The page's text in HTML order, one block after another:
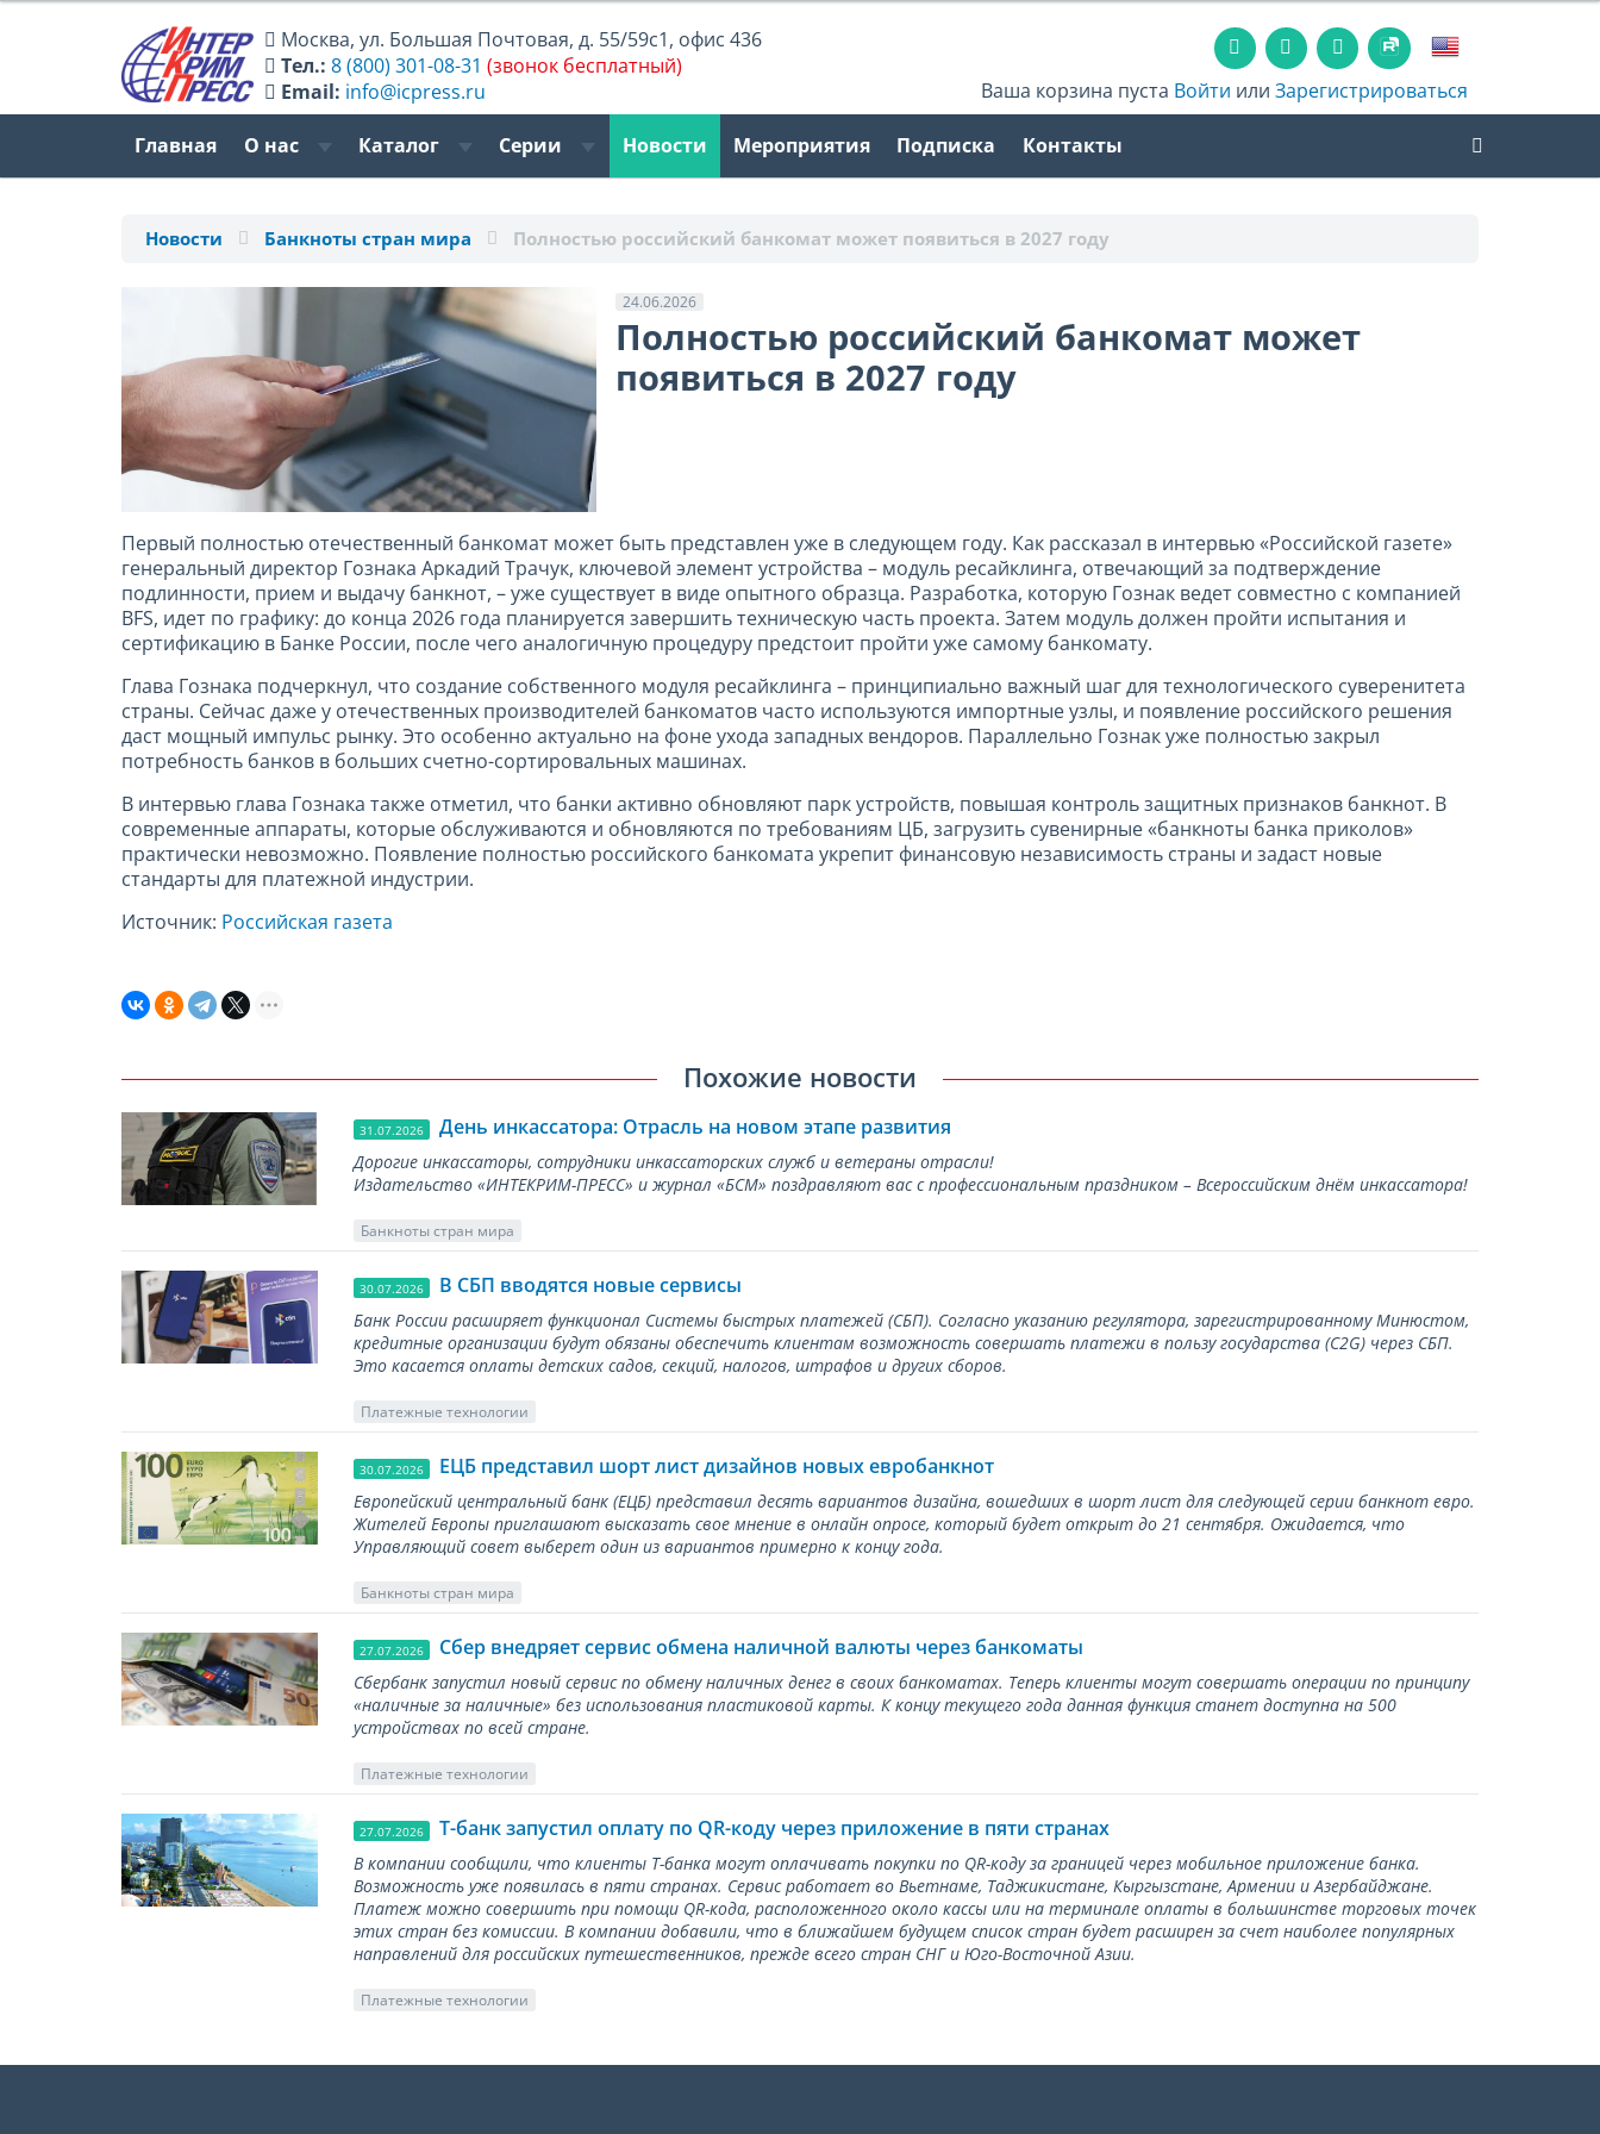
Москва,ул. Большая Почтовая, д. 55/59с1, офис 436
Тел.: 8 (800) 301-08-31 (звонок бесплатный)
Email: info@icpress.ru Ваша корзина пуста Войти илиЗарегистрироваться
Главная О нас Каталог Серии Новости Мероприятия Подписка Контакты
Новости Банкноты стран мира Полностью российский банкомат может появиться в 2027 году
24.06.2026
Полностью российский банкомат может
появиться в 2027 году
Первый полностью отечественный банкомат может быть представлен уже в следующем году. Как рассказал в интервью «Российской газете»
генеральный директор Гознака Аркадий Трачук, ключевой элемент устройства – модуль ресайклинга, отвечающий за подтверждение
подлинности, прием и выдачу банкнот, – уже существует в виде опытного образца. Разработка, которую Гознак ведет совместно с компанией
BFS, идет по графику: до конца 2026 года планируется завершить техническую часть проекта. Затем модуль должен пройти испытания и
сертификацию в Банке России, после чего аналогичную процедуру предстоит пройти уже самому банкомату.
Глава Гознака подчеркнул, что создание собственного модуля ресайклинга – принципиально важный шаг для технологического суверенитета
страны. Сейчас даже у отечественных производителей банкоматов часто используются импортные узлы, и появление российского решения
даст мощный импульс рынку. Это особенно актуально на фоне ухода западных вендоров. Параллельно Гознак уже полностью закрыл
потребность банков в больших счетно-сортировальных машинах.
В интервью глава Гознака также отметил, что банки активно обновляют парк устройств, повышая контроль защитных признаков банкнот. В
современные аппараты, которые обслуживаются и обновляются по требованиям ЦБ, загрузить сувенирные «банкноты банка приколов»
практически невозможно. Появление полностью российского банкомата укрепит финансовую независимость страны и задаст новые
стандарты для платежной индустрии.
Источник: Российская газета
Похожие новости
31.07.2026 День инкассатора: Отрасль на новом этапе развития
Дорогие инкассаторы, сотрудники инкассаторских служб и ветераны отрасли!
Издательство «ИНТЕКРИМ-ПРЕСС» и журнал «БСМ» поздравляют вас с профессиональным праздником – Всероссийским днём инкассатора!
Банкноты стран мира
30.07.2026 В СБП вводятся новые сервисы
Банк России расширяет функционал Системы быстрых платежей (СБП). Согласно указанию регулятора, зарегистрированному Минюстом,
кредитные организации будут обязаны обеспечить клиентам возможность совершать платежи в пользу государства (С2G) через СБП.
Это касается оплаты детских садов, секций, налогов, штрафов и других сборов.
Платежные технологии
30.07.2026 ЕЦБ представил шорт лист дизайнов новых евробанкнот
Европейский центральный банк (ЕЦБ) представил десять вариантов дизайна, вошедших в шорт лист для следующей серии банкнот евро.
Жителей Европы приглашают высказать свое мнение в онлайн опросе, который будет открыт до 21 сентября. Ожидается, что
Управляющий совет выберет один из вариантов примерно к концу года.
Банкноты стран мира
27.07.2026 Сбер внедряет сервис обмена наличной валюты через банкоматы
Сбербанк запустил новый сервис по обмену наличных денег в своих банкоматах. Теперь клиенты могут совершать операции по принципу
«наличные за наличные» без использования пластиковой карты. К концу текущего года данная функция станет доступна на 500
устройствах по всей стране.
Платежные технологии
27.07.2026 Т-банк запустил оплату по QR-коду через приложение в пяти странах
В компании сообщили, что клиенты Т-банка могут оплачивать покупки по QR-коду за границей через мобильное приложение банка.
Возможность уже появилась в пяти странах. Сервис работает во Вьетнаме, Таджикистане, Кыргызстане, Армении и Азербайджане.
Платеж можно совершить при помощи QR-кода, расположенного около кассы или на терминале оплаты в большинстве торговых точек
этих стран без комиссии. В компании добавили, что в ближайшем будущем список стран будет расширен за счет наиболее популярных
направлений для российских путешественников, прежде всего стран СНГ и Юго-Восточной Азии.
Платежные технологии